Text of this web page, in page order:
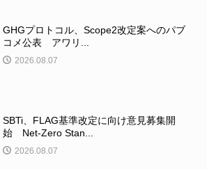
GHGプロトコル、Scope2改定案へのパブ
コメ公表 アワリ...
2026.08.07
SBTi、FLAG基準改定に向け意見募集開
始 Net-Zero Stan...
2026.08.07